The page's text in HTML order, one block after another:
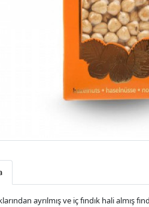
ayrılmış ve iç fındık hali almış